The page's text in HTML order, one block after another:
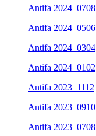
Antifa 2024_0708
Antifa 2024_0506
Antifa 2024_0304
Antifa 2024_0102
Antifa 2023_1112
Antifa 2023_0910
Antifa 2023_0708